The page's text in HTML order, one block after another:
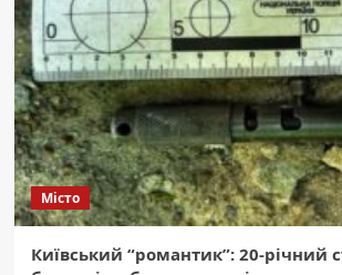
Місто
Київський “романтик”: 20-річний